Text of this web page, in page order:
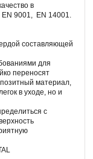
в
EN 9001, EN 14001.
составляющей
для
переносят
материал,
в уходе, но и
с